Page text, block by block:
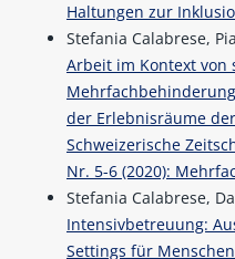
Haltungen zur
Stefania Calabrese,
Arbeit im Kontext von
der Erlebnisräume
Schweizerische
Nr. 5-6 (2020):
Stefania Calabrese,
Intensivbetreuung:
Settings für